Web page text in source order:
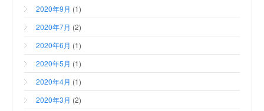
2020年9月 (1)
2020年7月 (2)
2020年6月 (1)
2020年5月 (1)
2020年4月 (1)
2020年3月 (2)